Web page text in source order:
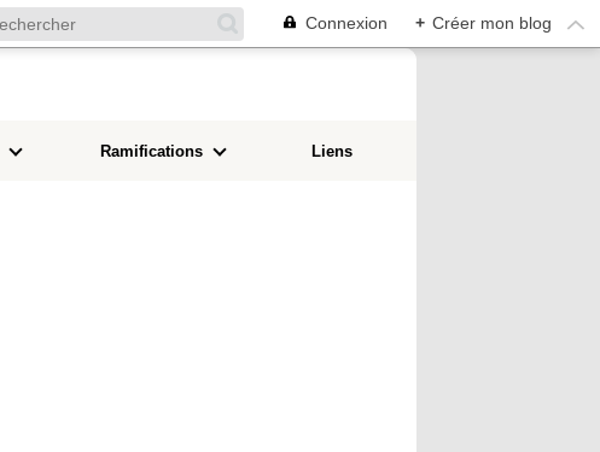
Connexion + Créer mon blog
Ramifications Liens